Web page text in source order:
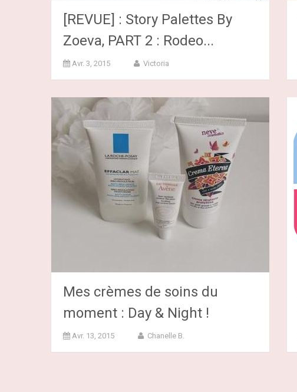
[REVUE] : Story Palettes By
Zoeva, PART 2 : Rodeo...
Avr. 3, 2015 Victoria
Mes crèmes de soins du
moment : Day & Night !
Avr. 13, 2015 Chanelle B.